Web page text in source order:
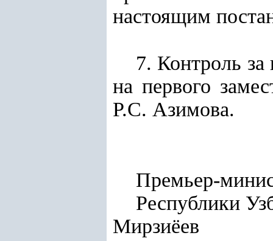
настоящим
7. Контроль за
на первого
Р.С. Азимова.
Премьер-
Мирзиёев